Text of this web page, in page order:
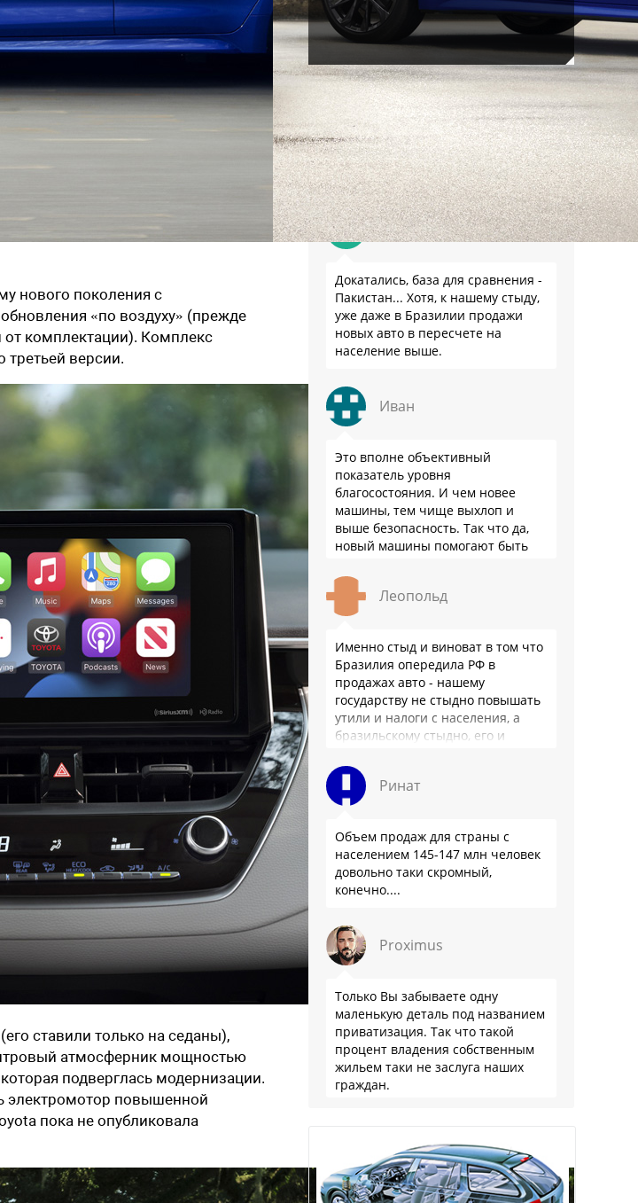
нового поколения с
«по воздуху» (прежде
комплектации). Комплекс
третьей версии.
ставили только на седаны),
атмосферник мощностью
подверглась модернизации.
электромотор повышенной
пока не опубликовала
Новые Porsche 718 (Boxster и
Cayman): наперекор судьбе
Сейчас обсуждают
Сергей
Докатались, база для сравнения -
Пакистан... Хотя, к нашему стыду,
уже даже в Бразилии продажи
новых авто в пересчете на
население выше.
Иван
Это вполне объективный
показатель уровня
благосостояния. И чем новее
машины, тем чище выхлоп и
выше безопасность. Так что да,
новый машины помогают быть
Леопольд
Именно стыд и виноват в том что
Бразилия опередила РФ в
продажах авто - нашему
государству не стыдно повышать
утили и налоги с населения, а
бразильскому стыдно, его и
Ринат
Объем продаж для страны с
населением 145-147 млн человек
довольно таки скромный,
конечно....
Proximus
Только Вы забываете одну
маленькую деталь под названием
приватизация. Так что такой
процент владения собственным
жильем таки не заслуга наших
граждан.